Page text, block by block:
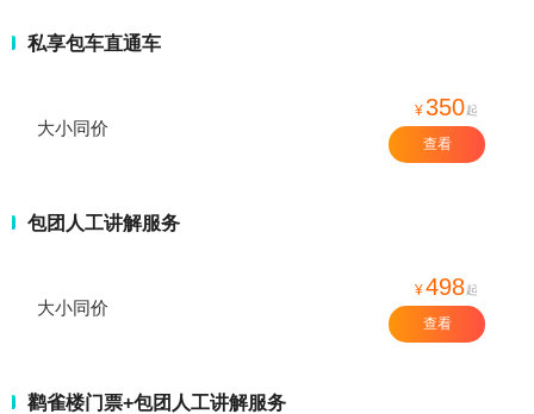
私享包车直通车
大小同价
¥350起
查看
包团人工讲解服务
大小同价
¥498起
查看
鹳雀楼门票+包团人工讲解服务